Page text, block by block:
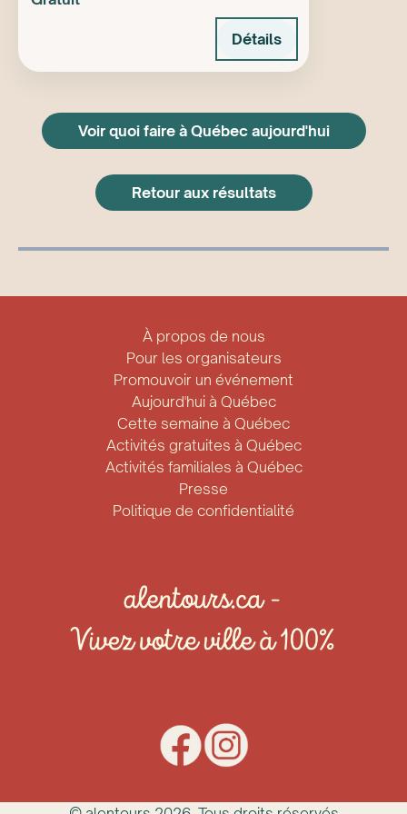
Détails
Voir quoi faire à Québec aujourd'hui
Retour aux résultats
À propos de nous
Pour les organisateurs
Promouvoir un événement
Aujourd'hui à Québec
Cette semaine à Québec
Activités gratuites à Québec
Activités familiales à Québec
Presse
Politique de confidentialité